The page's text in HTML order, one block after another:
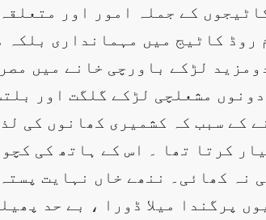
کے جملہ امور اور
روڈ کاٹیج میں مہمانداری
دومزید لڑکے باورچی خانے میں
مشعلچی لڑکے گلگت اور
کے سبب کہ کشمیری کھانوں کی
کرتا تھا ۔ اس کے ہاتھ کی
نہ کھائی۔ ننھے خاں نہایت
پرگندا میلا ڈورا ، بے حد